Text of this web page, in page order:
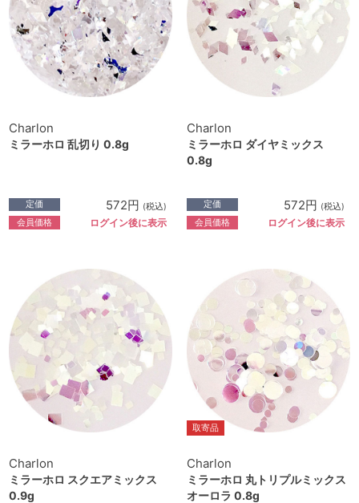
Charlon
ミラーホロ 乱切り 0.8g
定価 572円 (税込)
会員価格 ログイン後に表示
Charlon
ミラーホロ ダイヤミックス
0.8g
定価 572円 (税込)
会員価格 ログイン後に表示
Charlon
ミラーホロ スクエアミックス
0.9g
取寄品
Charlon
ミラーホロ 丸トリプルミックス
オーロラ 0.8g